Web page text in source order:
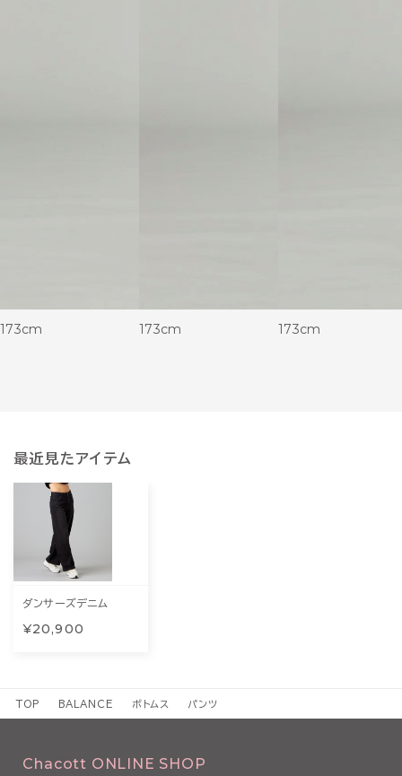
173cm 173cm 173cm
最近見たアイテム
ダンサーズデニム
¥20,900
TOP BALANCE ボトムス パンツ
Chacott ONLINE SHOP